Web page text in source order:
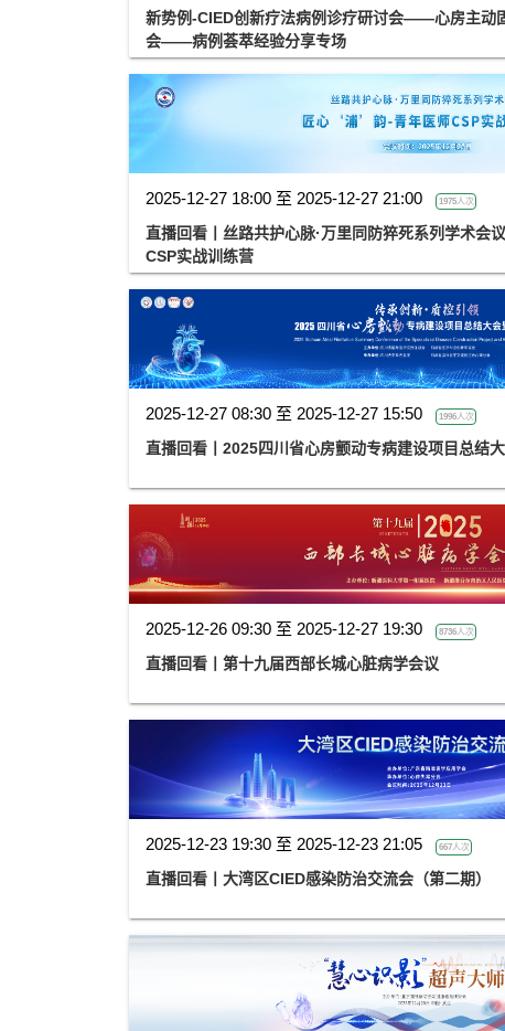
新势例-CIED创新疗法病例诊疗研讨会——心房主动
会——病例荟萃经验分享专场
2025-12-27 18:00 至 2025-12-27 21:00 1975人次
直播回看丨丝路共护心脉·万里同防猝死系列学术
CSP实战训练营
2025-12-27 08:30 至 2025-12-27 15:50 1996人次
直播回看丨2025四川省心房颤动专病建设项目总结
2025-12-26 09:30 至 2025-12-27 19:30 8736人次
直播回看丨第十九届西部长城心脏病学会议
2025-12-23 19:30 至 2025-12-23 21:05 667人次
直播回看丨大湾区CIED感染防治交流会（第二期）